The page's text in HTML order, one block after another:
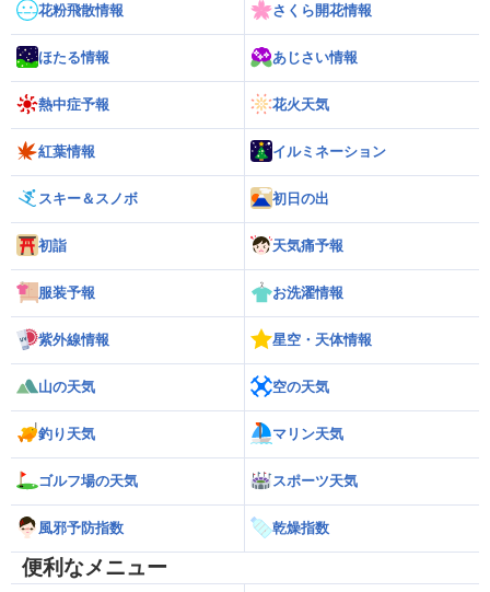
花粉飛散情報 さくら開花情報
ほたる情報 あじさい情報
熱中症予報 花火天気
紅葉情報 イルミネーション
スキー＆スノボ 初日の出
初詣 天気痛予報
服装予報 お洗濯情報
紫外線情報 星空・天体情報
山の天気 空の天気
釣り天気 マリン天気
ゴルフ場の天気 スポーツ天気
風邪予防指数 乾燥指数
便利なメニュー